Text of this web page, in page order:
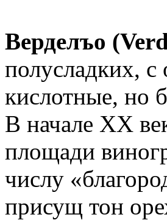
Верделъо
полусладких, с
кислотные, но
В начале XX
площади
числу
присущ тон